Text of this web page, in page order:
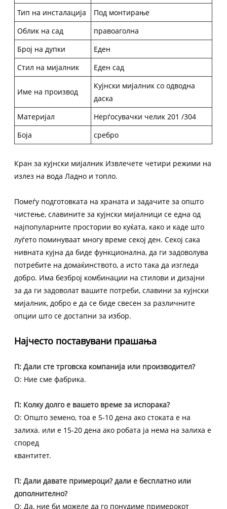
Тип на инсталација
Под монтирање
Облик на сад
правоаголна
Број на дупки
Еден
Стил на мијалник
Еден сад
Име на производ
Кујнски мијалник со одводна
даска
Материјал
Нерѓосувачки челик 201 /304
Боја
сребро
Кран за кујнски мијалник Извлечете четири режими на
излез на вода Ладно и топло.
Помеѓу подготовката на храната и задачите за општо
чистење, славините за кујнски мијалници се една од
најпопуларните простории во куќата, како и каде што
луѓето поминуваат многу време секој ден. Секој сака
нивната кујна да биде функционална, да ги задоволува
потребите на домаќинството, а исто така да изгледа
добро. Има безброј комбинации на стилови и дизајни
за да ги задоволат вашите потреби, славини за кујнски
мијалник, добро е да се биде свесен за различните
опции што се достапни за избор.
Најчесто поставувани прашања
П: Дали сте трговска компанија или производител?
О: Ние сме фабрика.
П: Колку долго е вашето време за испорака?
О: Општо земено, тоа е 5-10 дена ако стоката е на
залиха. или е 15-20 дена ако робата ја нема на залиха е
според
квантитет.
П: Дали давате примероци? дали е бесплатно или
дополнително?
О: Да, ние би можеле да го понудиме примерокот